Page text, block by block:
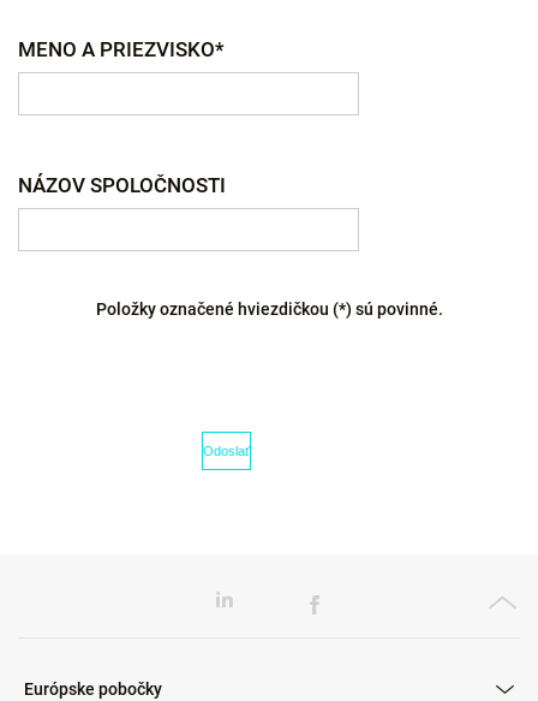
MENO A PRIEZVISKO*
NÁZOV SPOLOČNOSTI
Položky označené hviezdičkou (*) sú povinné.
Európske pobočky